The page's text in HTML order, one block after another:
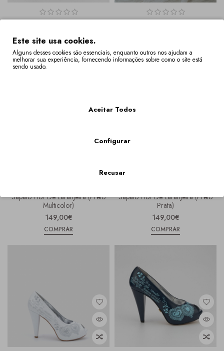
149,00€
COMPRAR COMPRAR
Sapato Flor De Laranjeira (preto
Multicolor)
149,00€
COMPRAR
Sapato Flor De Laranjeira (preto
Prata)
149,00€
COMPRAR
Este site usa cookies.
Alguns desses cookies são essenciais, enquanto outros nos ajudam a
melhorar sua experiência, fornecendo informações sobre como o site está
sendo usado.
Aceitar Todos
Configurar
Recusar